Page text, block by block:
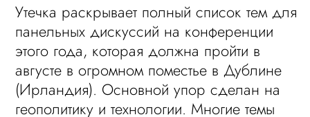
Утечка раскрывает полный список тем для
панельных дискуссий на конференции
этого года, которая должна пройти в
августе в огромном поместье в Дублине
(Ирландия). Основной упор сделан на
геополитику и технологии. Многие темы